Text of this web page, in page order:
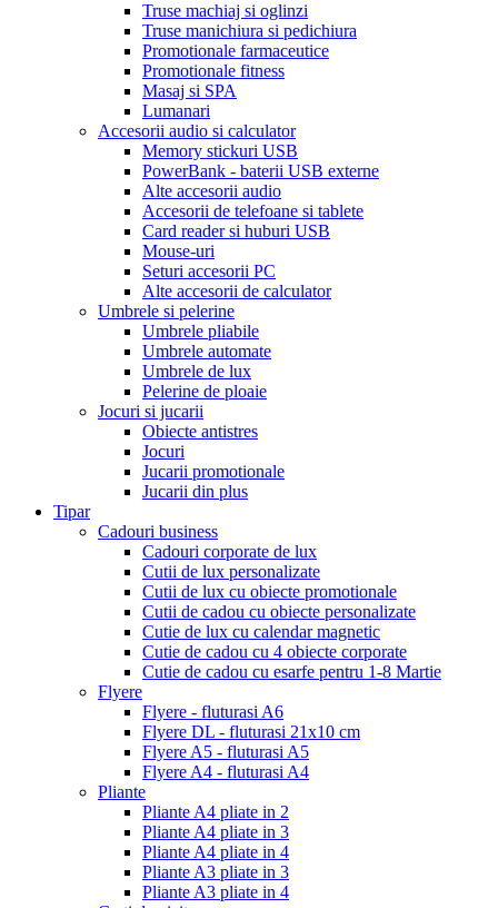
Truse machiaj si oglinzi
Truse manichiura si pedichiura
Promotionale farmaceutice
Promotionale fitness
Masaj si SPA
Lumanari
Accesorii audio si calculator
Memory stickuri USB
PowerBank - baterii USB externe
Alte accesorii audio
Accesorii de telefoane si tablete
Card reader si huburi USB
Mouse-uri
Seturi accesorii PC
Alte accesorii de calculator
Umbrele si pelerine
Umbrele pliabile
Umbrele automate
Umbrele de lux
Pelerine de ploaie
Jocuri si jucarii
Obiecte antistres
Jocuri
Jucarii promotionale
Jucarii din plus
Tipar
Cadouri business
Cadouri corporate de lux
Cutii de lux personalizate
Cutii de lux cu obiecte promotionale
Cutii de cadou cu obiecte personalizate
Cutie de lux cu calendar magnetic
Cutie de cadou cu 4 obiecte corporate
Cutie de cadou cu esarfe pentru 1-8 Martie
Flyere
Flyere - fluturasi A6
Flyere DL - fluturasi 21x10 cm
Flyere A5 - fluturasi A5
Flyere A4 - fluturasi A4
Pliante
Pliante A4 pliate in 2
Pliante A4 pliate in 3
Pliante A4 pliate in 4
Pliante A3 pliate in 3
Pliante A3 pliate in 4